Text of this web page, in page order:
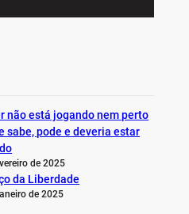
não está jogando nem perto
sabe, pode e deveria estar
de 2025
da Liberdade
de 2025